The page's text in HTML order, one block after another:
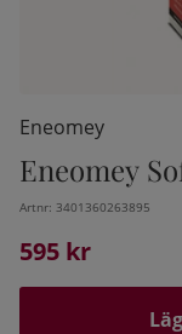
Eneomey
Eneomey
Artnr: 3401360263895
595 kr